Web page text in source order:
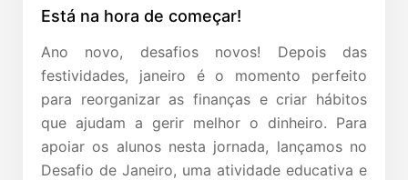
Está na hora de começar!
Ano novo, desafios novos! Depois das
festividades, janeiro é o momento perfeito
para reorganizar as finanças e criar hábitos
que ajudam a gerir melhor o dinheiro. Para
apoiar os alunos nesta jornada, lançamos no
Desafio de Janeiro, uma atividade educativa e